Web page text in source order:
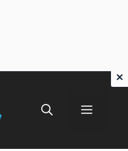
Menu